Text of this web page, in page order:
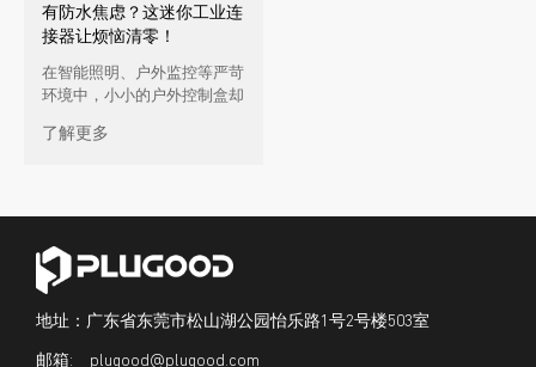
有防水焦虑？这迷你工业连
接器让烦恼清零！
在智能照明、户外监控等严苛
环境中，小小的户外控制盒却
行，还要直面风雨、盐雾、高
了解更多
地址：广东省东莞市松山湖公园怡乐路1号2号楼503室
plugood@plugood.com